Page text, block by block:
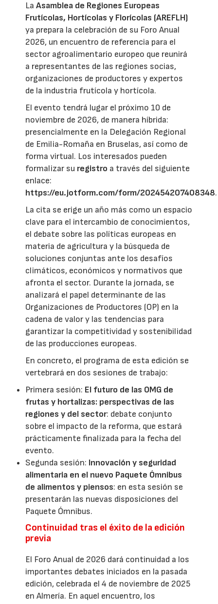
LaAsamblea de Regiones Europeas
Frutícolas, Hortícolas y Florícolas (AREFLH)
ya prepara la celebración de su Foro Anual
2026, un encuentro de referencia para el
sector agroalimentario europeo que reunirá
a representantes de las regiones socias,
organizaciones de productores y expertos
de la industria frutícola y hortícola.
El evento tendrá lugar el próximo 10 de
noviembre de 2026, de manera híbrida:
presencialmente en la Delegación Regional
de Emilia-Romaña en Bruselas, así como de
forma virtual. Los interesados pueden
formalizar su registro a través del siguiente
enlace:
https://eu.jotform.com/form/202454207408348.
La cita se erige un año más como un espacio
clave para el intercambio de conocimientos,
el debate sobre las políticas europeas en
materia de agricultura y la búsqueda de
soluciones conjuntas ante los desafíos
climáticos, económicos y normativos que
afronta el sector. Durante la jornada, se
analizará el papel determinante de las
Organizaciones de Productores (OP) en la
cadena de valor y las tendencias para
garantizar la competitividad y sostenibilidad
de las producciones europeas.
En concreto, el programa de esta edición se
vertebrará en dos sesiones de trabajo:
Primera sesión: El futuro de las OMG de
frutas y hortalizas: perspectivas de las
regiones y del sector: debate conjunto
sobre el impacto de la reforma, que estará
prácticamente finalizada para la fecha del
evento.
Segunda sesión: Innovación y seguridad
alimentaria en el nuevo Paquete Ómnibus
de alimentos y piensos: en esta sesión se
presentarán las nuevas disposiciones del
Paquete Ómnibus.
Continuidad tras el éxito de la edición
previa
El Foro Anual de 2026 dará continuidad a los
importantes debates iniciados en la pasada
edición, celebrada el 4 de noviembre de 2025
en Almería. En aquel encuentro, los